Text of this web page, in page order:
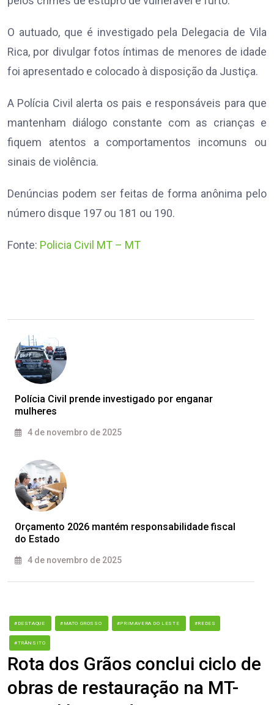
O autuado, que é investigado pela Delegacia de Vila
Rica, por divulgar fotos íntimas de menores de idade
foi apresentado e colocado à disposição da Justiça.
A Polícia Civil alerta os pais e responsáveis para que
mantenham diálogo constante com as crianças e
fiquem atentos a comportamentos incomuns ou
sinais de violência.
Denúncias podem ser feitas de forma anônima pelo
número disque 197 ou 181 ou 190.
Fonte: Policia Civil MT – MT
Polícia Civil prende investigado por enganar
mulheres
4 de novembro de 2025
Orçamento 2026 mantém responsabilidade fiscal
do Estado
4 de novembro de 2025
#DESTAQUE #MATO GROSSO #PRIMAVERA DO LESTE #REDES
#TRÂNSITO
Rota dos Grãos conclui ciclo de
obras de restauração na MT-